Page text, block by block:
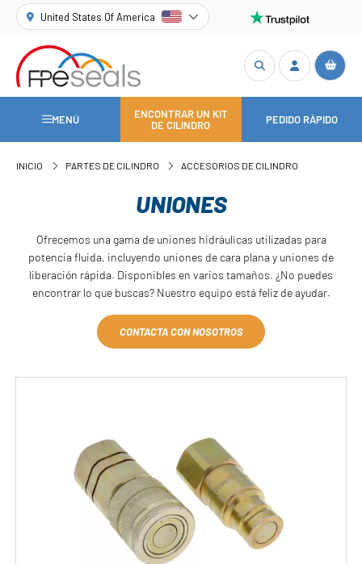
United States Of America
MENÚ
ENCONTRAR UN KIT
DE CILINDRO
PEDIDO RÁPIDO
INICIO PARTES DE CILINDRO ACCESORIOS DE CILINDRO
UNIONES
Ofrecemos una gama de uniones hidráulicas utilizadas para
potencia fluida, incluyendo uniones de cara plana y uniones de
liberación rápida. Disponibles en varios tamaños. ¿No puedes
encontrar lo que buscas? Nuestro equipo está feliz de ayudar.
CONTACTA CON NOSOTROS